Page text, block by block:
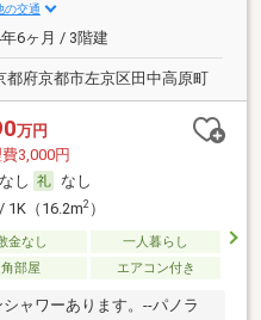
の交通
6ヶ月 / 3階建
都府京都市左京区田中高原町
万円
3,000円
なし
なし
1K（16.2m2）
金なし
一人暮らし
角部屋 エアコン付き
シャワーあります。--パノラ